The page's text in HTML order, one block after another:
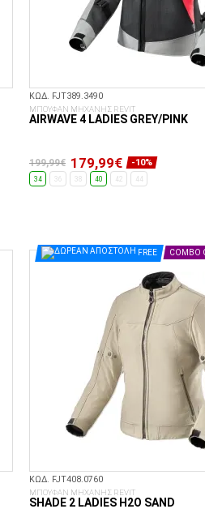
ΚΩΔ. FJT389.3490
ΜΠΟΥΦΑΝ ΜΗΧΑΝΗΣ REVIT
AIRWAVE 4 LADIES GREY/PINK
199,99€ 179,99€ -10%
34 36 38 40 42 44
FREE COMBO
ΚΩΔ. FJT408.0760
ΜΠΟΥΦΑΝ ΜΗΧΑΝΗΣ REVIT
SHADE 2 LADIES H2O SAND